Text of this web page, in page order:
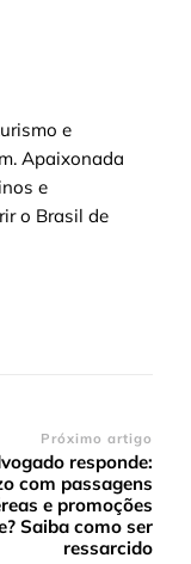
e
Apaixonada
e
o Brasil de
Próximo artigo
responde:
com passagens
e promoções
Saiba como ser
ressarcido